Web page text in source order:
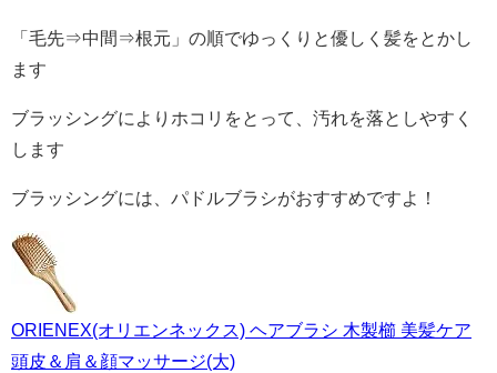
「毛先⇒中間⇒根元」の順でゆっくりと優しく髪をとかし
ます
ブラッシングによりホコリをとって、汚れを落としやすく
します
ブラッシングには、パドルブラシがおすすめですよ！
ORIENEX(オリエンネックス) ヘアブラシ 木製櫛 美髪ケア
頭皮＆肩＆顔マッサージ(大)